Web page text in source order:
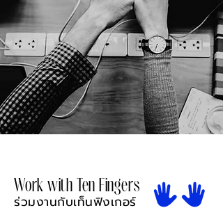
Work with Ten Fingers
ร่วมงานกับเท็นฟิงเกอร์